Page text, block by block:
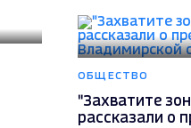
ОБЩЕСТВО
"Захватите
рассказали о